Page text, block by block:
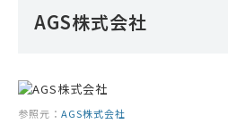
AGS株式会社
参照元： AGS株式会社